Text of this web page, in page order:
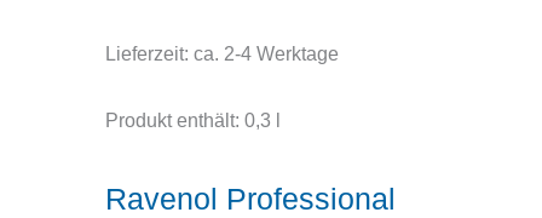
Lieferzeit: ca. 2-4 Werktage
Produkt enthält: 0,3
Ravenol Professional